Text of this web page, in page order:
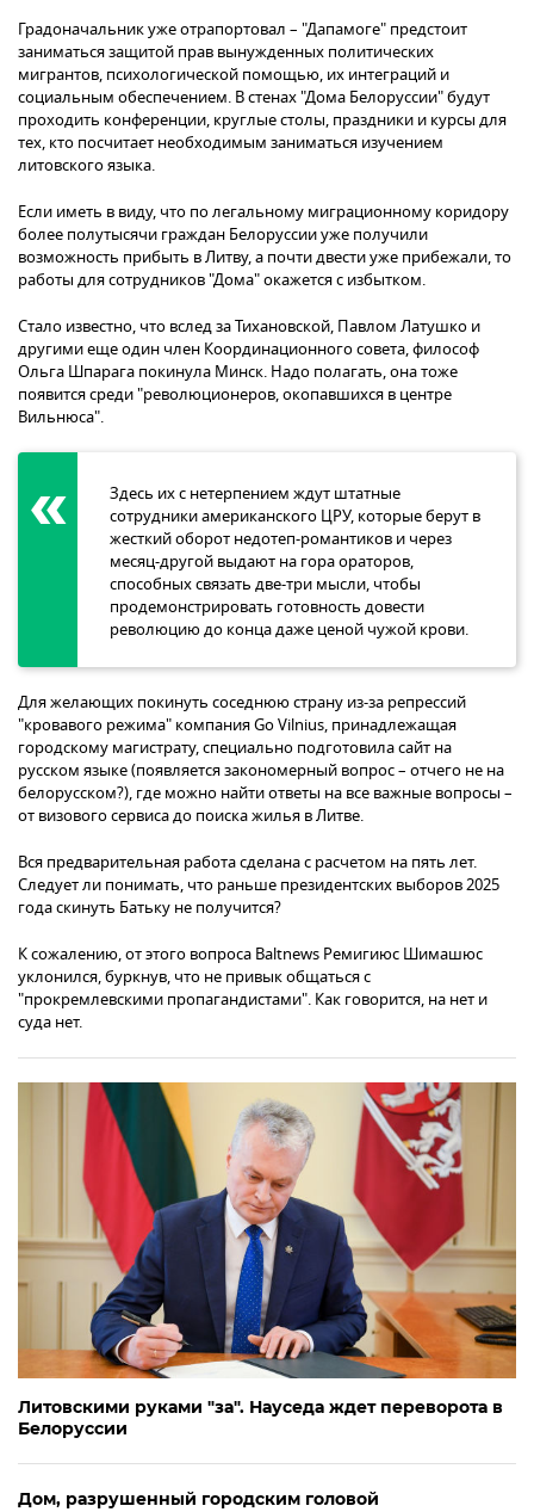
Градоначальник уже отрапортовал – "Дапамоге" предстоит
заниматься защитой прав вынужденных политических
мигрантов, психологической помощью, их интеграций и
социальным обеспечением. В стенах "Дома Белоруссии" будут
проходить конференции, круглые столы, праздники и курсы для
тех, кто посчитает необходимым заниматься изучением
литовского языка.
Если иметь в виду, что по легальному миграционному коридору
более полутысячи граждан Белоруссии уже получили
возможность прибыть в Литву, а почти двести уже прибежали, то
работы для сотрудников "Дома" окажется с избытком.
Стало известно, что вслед за Тихановской, Павлом Латушко и
другими еще один член Координационного совета, философ
Ольга Шпарага покинула Минск. Надо полагать, она тоже
появится среди "революционеров, окопавшихся в центре
Вильнюса".
Здесь их с нетерпением ждут штатные
сотрудники американского ЦРУ, которые берут в
жесткий оборот недотеп-романтиков и через
месяц-другой выдают на гора ораторов,
способных связать две-три мысли, чтобы
продемонстрировать готовность довести
революцию до конца даже ценой чужой крови.
Для желающих покинуть соседнюю страну из-за репрессий
"кровавого режима" компания Go Vilnius, принадлежащая
городскому магистрату, специально подготовила сайт на
русском языке (появляется закономерный вопрос – отчего не на
белорусском?), где можно найти ответы на все важные вопросы –
от визового сервиса до поиска жилья в Литве.
Вся предварительная работа сделана с расчетом на пять лет.
Следует ли понимать, что раньше президентских выборов 2025
года скинуть Батьку не получится?
К сожалению, от этого вопроса Baltnews Ремигиюс Шимашюс
уклонился, буркнув, что не привык общаться с
"прокремлевскими пропагандистами". Как говорится, на нет и
суда нет.
Литовскими руками "за". Науседа ждет переворота в
Белоруссии
Дом, разрушенный городским головой